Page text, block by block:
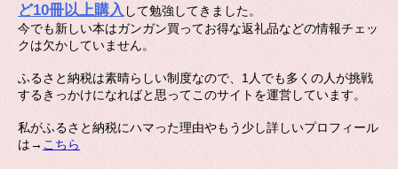
ど10冊以上購入 して勉強してきました。
今でも新しい本はガンガン買ってお得な返礼品などの情報チェッ
クは欠かしていません。
ふるさと納税は素晴らしい制度なので、1人でも多くの人が挑戦
するきっかけになればと思ってこのサイトを運営しています。
私がふるさと納税にハマった理由やもう少し詳しいプロフィール
は→ こちら